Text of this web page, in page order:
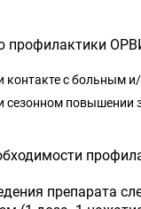
профилактики
контакте с больным
сезонном повышении
препарата